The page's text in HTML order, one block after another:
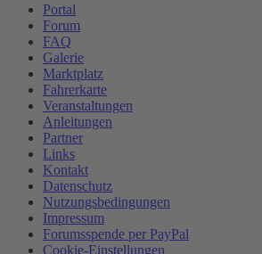
Portal
Forum
FAQ
Galerie
Marktplatz
Fahrerkarte
Veranstaltungen
Anleitungen
Partner
Links
Kontakt
Datenschutz
Nutzungsbedingungen
Impressum
Forumsspende per PayPal
Cookie-Einstellungen